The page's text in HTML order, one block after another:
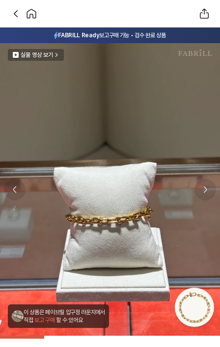
FABRILL Ready보고구매 가능 • 검수 완료 상품
실물 영상 보기
이 상품은 페이브릴 압구정 라운지에서
직접 보고 구매 할 수 있어요
Previous slide